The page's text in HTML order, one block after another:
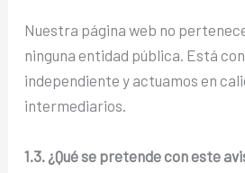
Nuestra página web no
ninguna entidad pública. Está
independiente y actuamos en
intermediarios.
1.3. ¿Qué se pretende con este